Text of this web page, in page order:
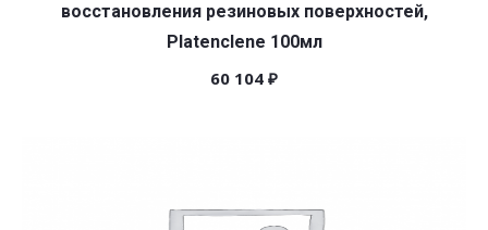
восстановления резиновых поверхностей,
Platenclene 100мл
60 104 ₽